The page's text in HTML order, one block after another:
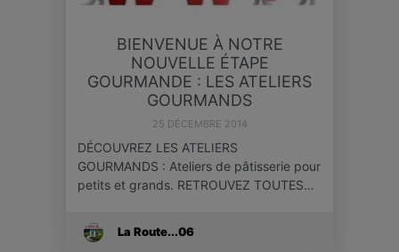
BIENVENUE À NOTRE
NOUVELLE ÉTAPE
GOURMANDE : LES ATELIERS
GOURMANDS
25 DÉCEMBRE 2014
DÉCOUVREZ LES ATELIERS
GOURMANDS : Ateliers de pâtisserie pour
petits et grands. RETROUVEZ TOUTES…
La Route...06